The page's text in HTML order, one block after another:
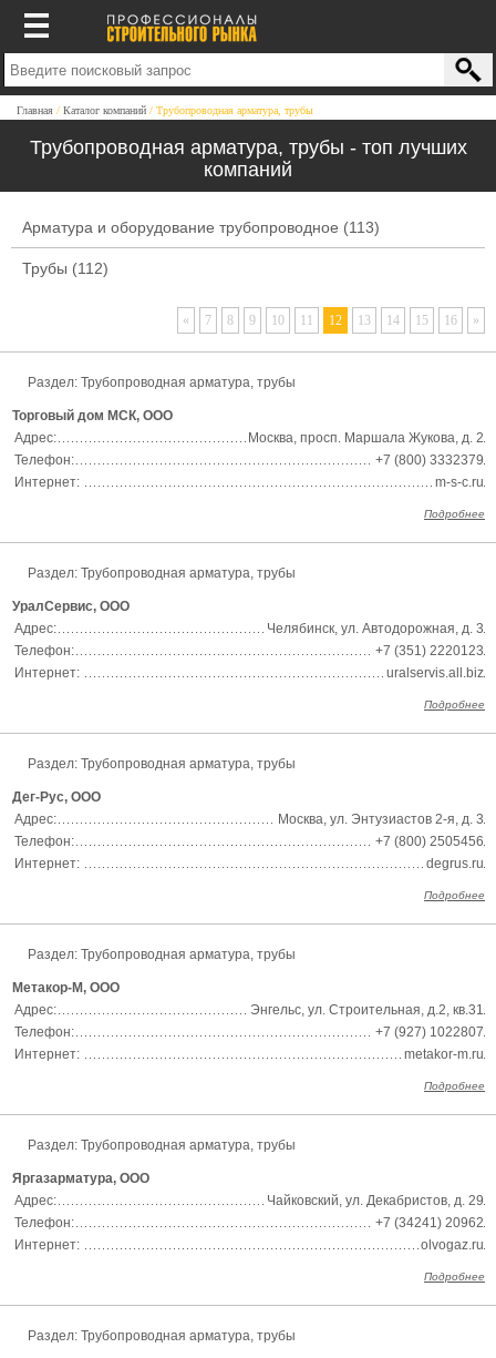
Главная Каталог компаний Трубопроводная арматура, трубы
Трубопроводная арматура, трубы - топ лучших
компаний
Арматура и оборудование трубопроводное (113)
Трубы (112)
« 7 8 9 10 11 12 13 14 15 16 »
Раздел: Трубопроводная арматура, трубы
Торговый дом МСК, ООО
Адрес:
Москва, просп. Маршала Жукова, д. 2
Телефон:
+7 (800) 3332379
Интернет:
m-s-c.ru
Подробнее
Раздел: Трубопроводная арматура, трубы
УралСервис, ООО
Адрес:
Челябинск, ул. Автодорожная, д. 3
Телефон:
+7 (351) 2220123
Интернет:
uralservis.all.biz
Подробнее
Раздел: Трубопроводная арматура, трубы
Дег-Рус, ООО
Адрес:
Москва, ул. Энтузиастов 2-я, д. 3
Телефон:
+7 (800) 2505456
Интернет:
degrus.ru
Подробнее
Раздел: Трубопроводная арматура, трубы
Метакор-М, ООО
Адрес:
Энгельс, ул. Строительная, д.2, кв.31
Телефон:
+7 (927) 1022807
Интернет:
metakor-m.ru
Подробнее
Раздел: Трубопроводная арматура, трубы
Яргазарматура, ООО
Адрес:
Чайковский, ул. Декабристов, д. 29
Телефон:
+7 (34241) 20962
Интернет:
olvogaz.ru
Подробнее
Раздел: Трубопроводная арматура, трубы